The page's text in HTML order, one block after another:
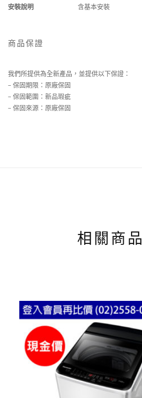
安裝說明
含基本安裝
商品保證
我們所提供為全新產品，並提供以下保證：
– 保固期限：原廠保固
– 保固範圍：新品瑕疵
– 保固來源：原廠保固
相關商品